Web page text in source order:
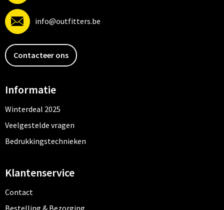
info@outfitters.be
Contacteer ons
Informatie
Winterdeal 2025
Veelgestelde vragen
Bedrukkingstechnieken
Klantenservice
Contact
Bestelling & Bezorging